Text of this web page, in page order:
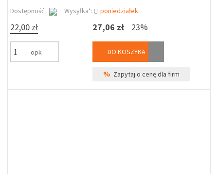
Dostępność
Wysyłka*: poniedziałek
22,00 zł
opk
27,06 zł 23%
DO KOSZYKA
% Zapytaj o cenę dla firm